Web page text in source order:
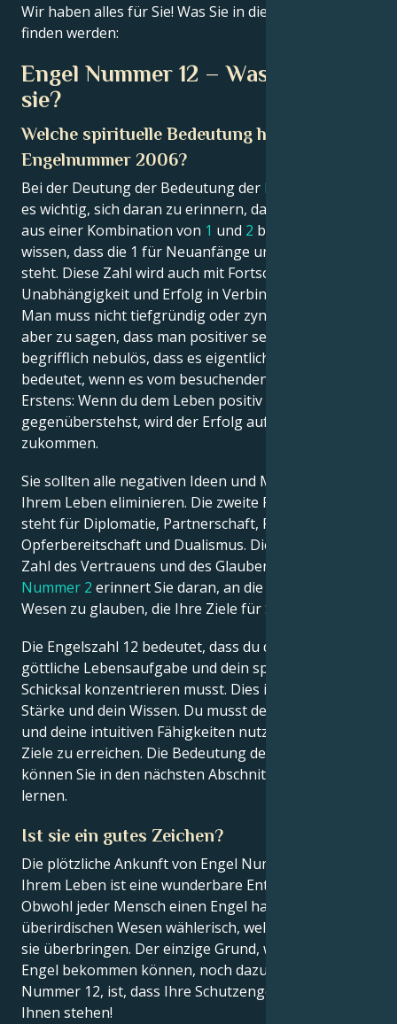
Wir haben alles für Sie! Was Sie in diesem Artikel
finden werden:
Engel Nummer 12 – Was bedeutet
sie?
Welche spirituelle Bedeutung hat die
Engelnummer 2006?
Bei der Deutung der Bedeutung der Engelszahl 12
es wichtig, sich daran zu erinnern, dass diese Zahl
aus einer Kombination von 1 und 2 besteht. Wir alle
wissen, dass die 1 für Neuanfänge und Wachstum
steht. Diese Zahl wird auch mit Fortschritt, Phantasie,
Unabhängigkeit und Erfolg in Verbindung gebracht.
Man muss nicht tiefgründig oder zynisch werden,
aber zu sagen, dass man positiver sein muss, ist so
begrifflich nebulös, dass es eigentlich nichts
bedeutet, wenn es vom besuchenden Bruder kommt.
Erstens: Wenn du dem Leben positiv
gegenüberstehst, wird der Erfolg auf dich
zukommen.
Sie sollten alle negativen Ideen und Menschen in
Ihrem Leben eliminieren. Die zweite Partei hingegen
steht für Diplomatie, Partnerschaft, Flexibilität,
Opferbereitschaft und Dualismus. Dies ist auch eine
Zahl des Vertrauens und des Glaubens.
Nummer 2 erinnert Sie daran, an die magischen
Wesen zu glauben, die Ihre Ziele für Sie verfolgen.
Die Engelszahl 12 bedeutet, dass du dich auf deine
göttliche Lebensaufgabe und dein spirituelles
Schicksal konzentrieren musst. Dies ist deine innere
Stärke und dein Wissen. Du musst deine Intelligenz
und deine intuitiven Fähigkeiten nutzen, um deine
Ziele zu erreichen. Die Bedeutung der
können Sie in den nächsten Abschnitten kennen
lernen.
Ist sie ein gutes Zeichen?
Die plötzliche Ankunft von Engel Nummer 12 in
Ihrem Leben ist eine wunderbare Entwicklung.
Obwohl jeder Mensch einen Engel hat, sind diese
überirdischen Wesen wählerisch, welche Botschaft
sie überbringen. Der einzige Grund, warum Sie einen
Engel bekommen können, noch dazu einen mit der
Nummer 12, ist, dass Ihre Schutzengel absolut hinter
Ihnen stehen!